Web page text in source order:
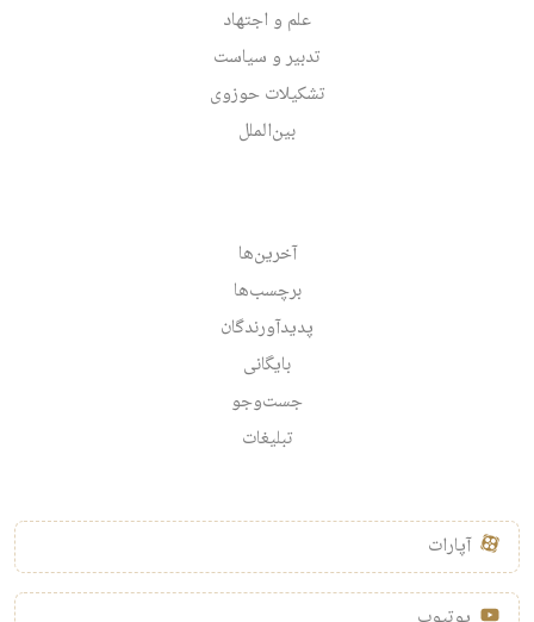
علم و اجتهاد
تدبیر و سیاست
تشکیلات حوزوی
بین‌الملل
آخرین‌ها
برچسب‌ها
پدیدآورندگان
بایگانی
جست‌وجو
تبلیغات
آپارات